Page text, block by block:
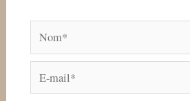
Nom*
E-
mail*